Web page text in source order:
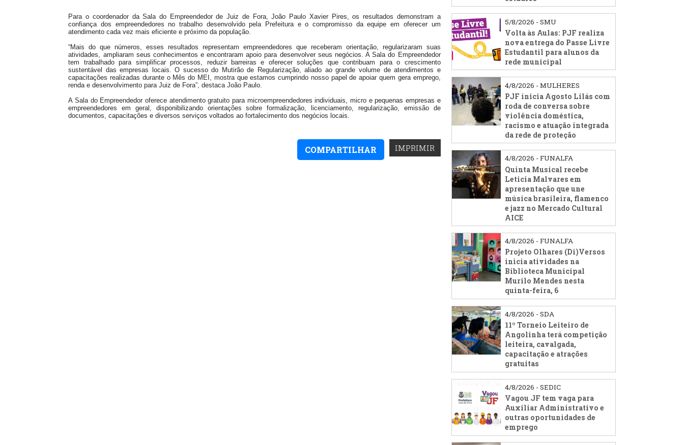
Para o coordenador da Sala do Empreendedor de Juiz de Fora, João Paulo Xavier Pires, os resultados demonstram a
confiança dos empreendedores no trabalho desenvolvido pela Prefeitura e o compromisso da equipe em oferecer um
atendimento cada vez mais eficiente e próximo da população.
“Mais do que números, esses resultados representam empreendedores que receberam orientação, regularizaram suas
atividades, ampliaram seus conhecimentos e encontraram apoio para desenvolver seus negócios. A Sala do Empreendedor
tem trabalhado para simplificar processos, reduzir barreiras e oferecer soluções que contribuam para o crescimento
sustentável das empresas locais. O sucesso do Mutirão de Regularização, aliado ao grande volume de atendimentos e
capacitações realizadas durante o Mês do MEI, mostra que estamos cumprindo nosso papel de apoiar quem gera emprego,
renda e desenvolvimento para Juiz de Fora”, destaca João Paulo.
A Sala do Empreendedor oferece atendimento gratuito para microempreendedores individuais, micro e pequenas empresas e
empreendedores em geral, disponibilizando orientações sobre formalização, licenciamento, regularização, emissão de
documentos, capacitações e diversos serviços voltados ao fortalecimento dos negócios locais.
IMPRIMIR
COMPARTILHAR
5/8/2026 - SMU
Volta às Aulas: PJF realiza
nova entrega do Passe Livre
Estudantil para alunos da
rede municipal
4/8/2026 - MULHERES
PJF inicia Agosto Lilás com
roda de conversa sobre
violência doméstica,
racismo e atuação integrada
da rede de proteção
4/8/2026 - FUNALFA
Quinta Musical recebe
Leticia Malvares em
apresentação que une
música brasileira, flamenco
e jazz no Mercado Cultural
AICE
4/8/2026 - FUNALFA
Projeto Olhares (Di)Versos
inicia atividades na
Biblioteca Municipal
Murilo Mendes nesta
quinta-feira, 6
4/8/2026 - SDA
11º Torneio Leiteiro de
Angolinha terá competição
leiteira, cavalgada,
capacitação e atrações
gratuitas
4/8/2026 - SEDIC
Vagou JF tem vaga para
Auxiliar Administrativo e
outras oportunidades de
emprego